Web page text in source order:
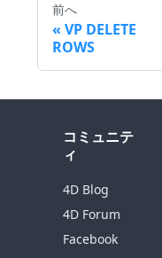
前へ
VP DELETE
ROWS
コミュニテ
ィ
4D Blog
4D Forum
Facebook